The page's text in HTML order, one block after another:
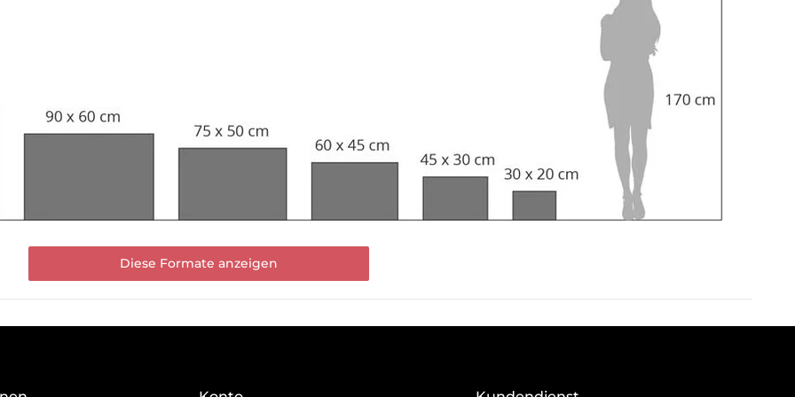
Diese Formate anzeigen